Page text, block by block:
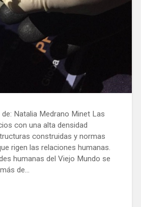
Natalia Medrano Minet Las
con una alta densidad
construidas y normas
rigen las relaciones humanas.
humanas del Viejo Mundo se
de…